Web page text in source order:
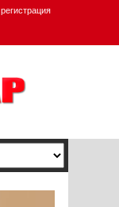
регистрация